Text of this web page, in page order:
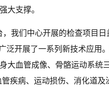
大支撑。
我们中心开展的检查项目日
泛开展了一系列新技术应用
大血管成像、骨骼运动系统
疾病、运动损伤、消化道